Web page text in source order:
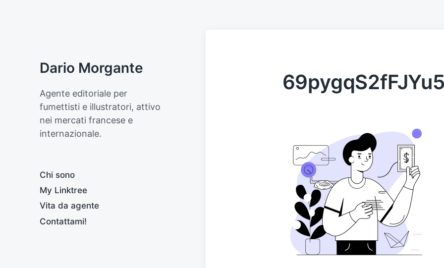
Dario Morgante
Agente editoriale per
fumettisti e illustratori, attivo
nei mercati francese e
internazionale.
Chi sono
My Linktree
Vita da agente
Contattami!